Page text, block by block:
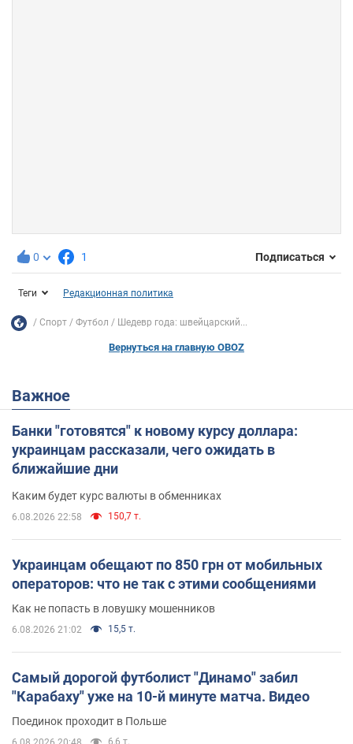
0 1 Подписаться
Теги Редакционная политика
Спорт Футбол Шедевр года: швейцарский...
Вернуться на главную OBOZ
Важное
Банки "готовятся" к новому курсу доллара:
украинцам рассказали, чего ожидать в
ближайшие дни
Каким будет курс валюты в обменниках
6.08.2026 22:58 150,7 т.
Украинцам обещают по 850 грн от мобильных
операторов: что не так с этими сообщениями
Как не попасть в ловушку мошенников
6.08.2026 21:02 15,5 т.
Самый дорогой футболист "Динамо" забил
"Карабаху" уже на 10-й минуте матча. Видео
Поединок проходит в Польше
6,6 т.